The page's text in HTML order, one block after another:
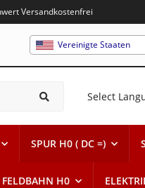
Versandkostenfrei
Vereinigte Staaten
Select
SPUR H0 ( DC =)
FELDBAHN H0